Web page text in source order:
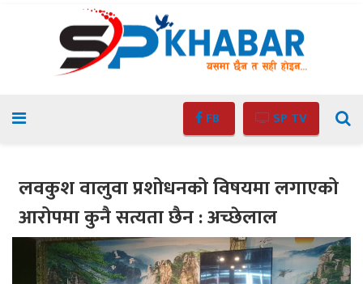
FB SP TV
लवकुश वालुवा प्रशोधनको विषयमा लगाएको
आरोपमा कुनै सत्यता छैन : अच्छेलाल